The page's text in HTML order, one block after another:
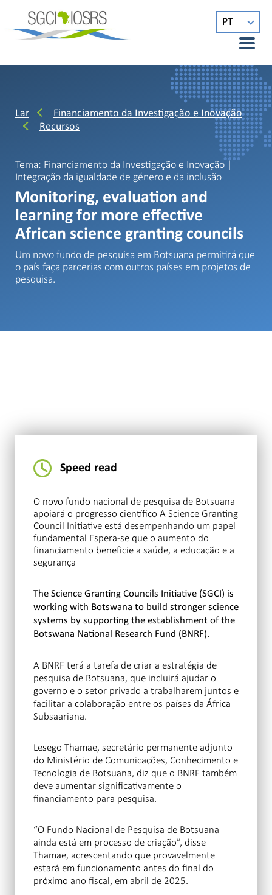
PT
Lar
Financiamento da Investigação e Inovação
Recursos
Tema: Financiamento da Investigação e Inovação |
Integração da igualdade de género e da inclusão
Monitoring, evaluation and
learning for more effective
African science granting councils
Um novo fundo de pesquisa em Botsuana permitirá que
o país faça parcerias com outros países em projetos de
pesquisa.
Speed read
O novo fundo nacional de pesquisa de Botsuana
apoiará o progresso científico A Science Granting
Council Initiative está desempenhando um papel
fundamental Espera-se que o aumento do
financiamento beneficie a saúde, a educação e a
segurança
The Science Granting Councils Initiative (SGCI) is
working with Botswana to build stronger science
systems by supporting the establishment of the
Botswana National Research Fund (BNRF).
A BNRF terá a tarefa de criar a estratégia de
pesquisa de Botsuana, que incluirá ajudar o
governo e o setor privado a trabalharem juntos e
facilitar a colaboração entre os países da África
Subsaariana.
Lesego Thamae, secretário permanente adjunto
do Ministério de Comunicações, Conhecimento e
Tecnologia de Botsuana, diz que o BNRF também
deve aumentar significativamente o
financiamento para pesquisa.
“O Fundo Nacional de Pesquisa de Botsuana
ainda está em processo de criação”, disse
Thamae, acrescentando que provavelmente
estará em funcionamento antes do final do
próximo ano fiscal, em abril de 2025.